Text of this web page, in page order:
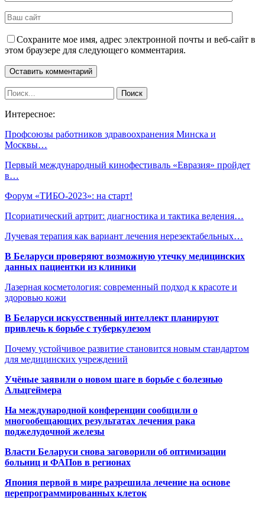
Сохраните мое имя, адрес электронной почты и веб-сайт в
этом браузере для следующего комментария.
Интересное:
Профсоюзы работников здравоохранения Минска и
Москвы…
Первый международный кинофестиваль «Евразия» пройдет
в…
Форум «ТИБО-2023»: на старт!
Псориатический артрит: диагностика и тактика ведения…
Лучевая терапия как вариант лечения нерезектабельных…
В Беларуси проверяют возможную утечку медицинских
данных пациентки из клиники
Лазерная косметология: современный подход к красоте и
здоровью кожи
В Беларуси искусственный интеллект планируют
привлечь к борьбе с туберкулезом
Почему устойчивое развитие становится новым стандартом
для медицинских учреждений
Учёные заявили о новом шаге в борьбе с болезнью
Альцгеймера
На международной конференции сообщили о
многообещающих результатах лечения рака
поджелудочной железы
Власти Беларуси снова заговорили об оптимизации
больниц и ФАПов в регионах
Япония первой в мире разрешила лечение на основе
перепрограммированных клеток